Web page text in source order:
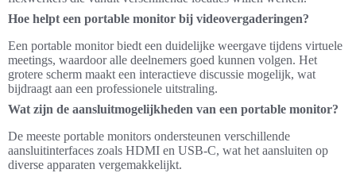
Hoe helpt een portable monitor bij videovergaderingen?
Een portable monitor biedt een duidelijke weergave tijdens virtuele
meetings, waardoor alle deelnemers goed kunnen volgen. Het
grotere scherm maakt een interactieve discussie mogelijk, wat
bijdraagt aan een professionele uitstraling.
Wat zijn de aansluitmogelijkheden van een portable monitor?
De meeste portable monitors ondersteunen verschillende
aansluitinterfaces zoals HDMI en USB-C, wat het aansluiten op
diverse apparaten vergemakkelijkt.